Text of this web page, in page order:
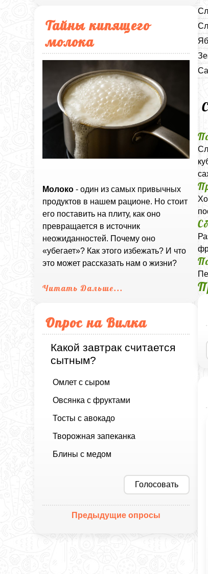
Тайны кипящего
молока
Молоко - один из самых привычных
продуктов в нашем рационе. Но стоит
его поставить на плиту, как оно
превращается в источник
неожиданностей. Почему оно
«убегает»? Как этого избежать? И что
это может рассказать нам о жизни?
Читать Дальше...
Опрос на Вилка
Какой завтрак считается
сытным?
Омлет с сыром
Овсянка с фруктами
Тосты с авокадо
Творожная запеканка
Блины с медом
Голосовать
Предыдущие опросы